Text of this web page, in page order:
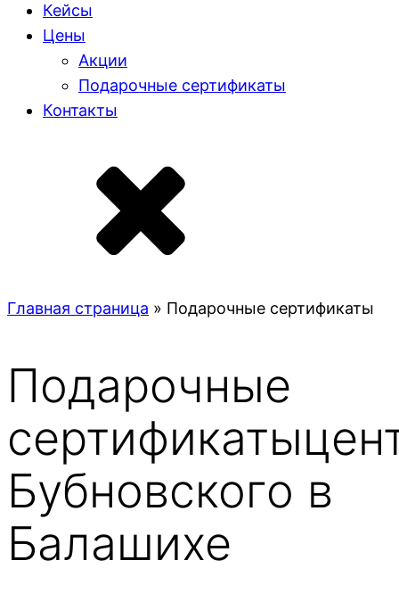
Кейсы
Цены
Акции
Подарочные сертификаты
Контакты
Главная страница » Подарочные сертификаты
Подарочные
сертификаты
Бубновского в
Балашихе